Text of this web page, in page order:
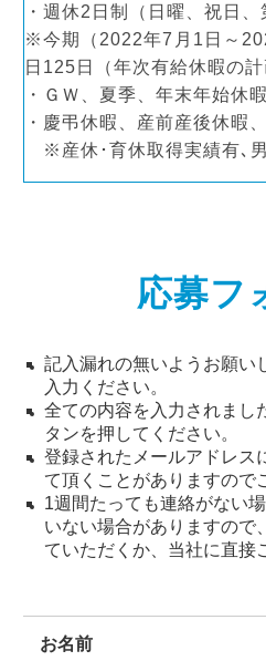
・週休2日制（日曜、祝日
※今期（2022年7月1日～
日125日（年次有給休暇の
・ＧＷ、夏季、年末年始休
・慶弔休暇、産前産後休暇
※産休･育休取得実績有､
応募フ